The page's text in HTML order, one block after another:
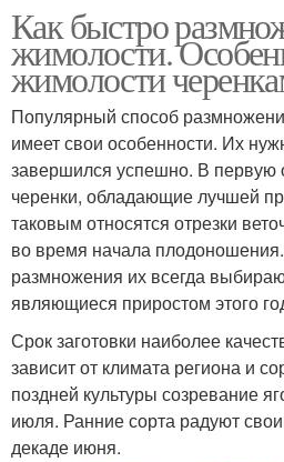
Как быстро
жимолости.
жимолости
Популярный способ
имеет свои особенности. Их
завершился успешно. В первую
черенки, обладающие лучшей
таковым относятся отрезки
во время начала
размножения их всегда
являющиеся приростом этого
Срок заготовки наиболее
зависит от климата региона и
поздней культуры созревание
июля. Ранние сорта радуют
декаде июня.